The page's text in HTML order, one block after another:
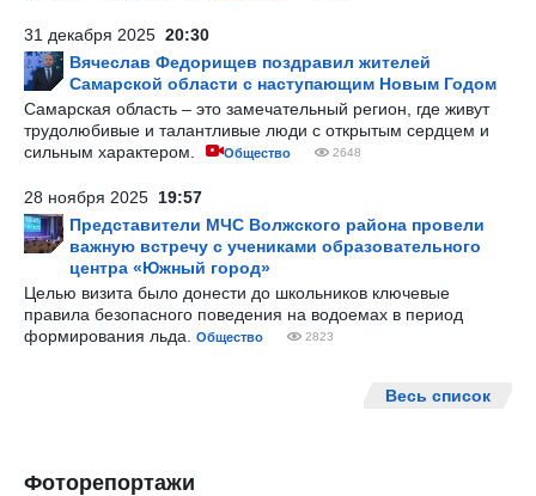
31 декабря 2025 20:30
Вячеслав Федорищев поздравил жителей
Самарской области с наступающим Новым Годом
Самарская область – это замечательный регион, где живут
трудолюбивые и талантливые люди с открытым сердцем и
сильным характером.
Общество 2648
28 ноября 2025 19:57
Представители МЧС Волжского района провели
важную встречу с учениками образовательного
центра «Южный город»
Целью визита было донести до школьников ключевые
правила безопасного поведения на водоемах в период
формирования льда.
Общество 2823
Весь список
Фоторепортажи